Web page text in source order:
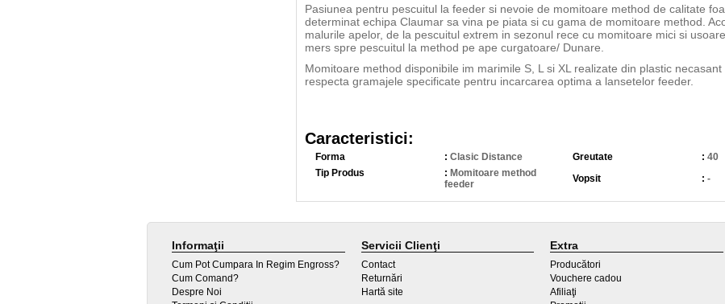
Pasiunea pentru pescuitul la feeder si nevoie de momitoare method de calitate
determinat echipa Claumar sa vina pe piata si cu gama de momitoare method.
malurile apelor, de la pescuitul extrem in sezonul rece cu momitoare mici si
mers spre pescuitul la method pe ape curgatoare/ Dunare.
Momitoare method disponibile im marimile S, L si XL realizate din plastic
respecta gramajele specificate pentru incarcarea optima a lansetelor feeder.
Caracteristici:
Forma : Clasic Distance Greutate : 40
Tip Produs
: Momitoare method
feeder
Vopsit : -
Informaţii
Cum Pot Cumpara In Regim Engross?
Cum Comand?
Despre Noi
Servicii Clienţi
Contact
Returnări
Hartă site
Extra
Producători
Vouchere cadou
Afiliaţi